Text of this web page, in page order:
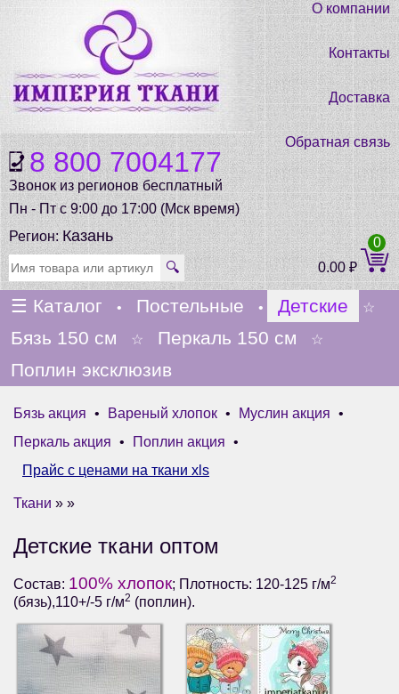
8 800 7004177
Звонок из регионов бесплатный
Пн - Пт с 9:00 до 17:00 (Мск время)
О компании
Контакты
Доставка
Обратная связь
Регион:Казань
🔍 0.00₽
0
☰ Каталог • Постельные • Детские ☆
Бязь 150 см ☆ Перкаль 150 см ☆
Поплин эксклюзив
Бязь акция • Вареный хлопок • Муслин акция •
Перкаль акция • Поплин акция •
Прайс с ценами на ткани xls
Ткани » »
Детские ткани оптом
Состав: 100% хлопок; Плотность: 120-125 г/м2
(бязь),110+/-5 г/м2 (поплин).